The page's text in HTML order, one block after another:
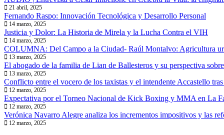
21 abril, 2025
Fernando Raspo: Innovación Tecnológica y Desarrollo Personal
14 marzo, 2025
Justicia y Dolor: La Historia de Mirela y la Lucha Contra el VIH
14 marzo, 2025
COLUMNA: Del Campo a la Ciudad- Raúl Montalvo: Agricultura
13 marzo, 2025
El abogado de la familia de Lian de Ballesteros y su perspectiva
13 marzo, 2025
Conflicto entre el vocero de los taxistas y el intendente Accastello
12 marzo, 2025
Expectativa por el Torneo Nacional de Kick Boxing y MMA en La
12 marzo, 2025
Verónica Navarro Alegre analiza los incrementos impositivos y las
12 marzo, 2025